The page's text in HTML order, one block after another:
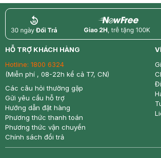
return nowfree
HỖ TRỢ KHÁCH HÀNG
Hotline: 1800 6324
(Miễn phí , 08-22h kể cả T7, CN)
Các câu hỏi thường gặp
Gửi yêu cầu hỗ trợ
Hướng dẫn đặt hàng
Phương thức thanh toán
Phương thức vận chuyển
Chính sách đổi trả